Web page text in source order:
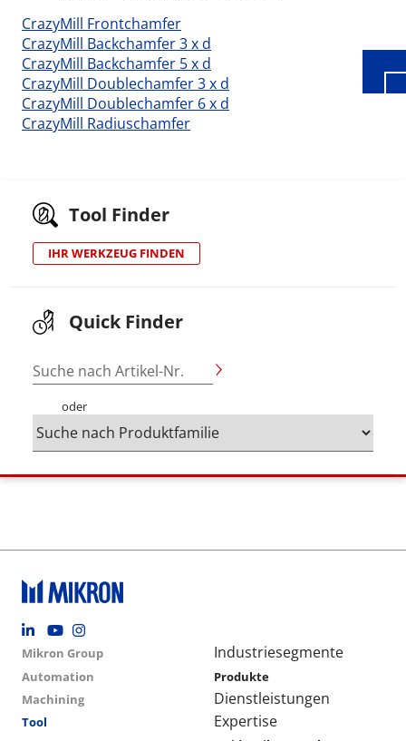
CrazyMill Frontchamfer
CrazyMill Backchamfer 3 x d
CrazyMill Backchamfer 5 x d
CrazyMill Doublechamfer 3 x d
CrazyMill Doublechamfer 6 x d
CrazyMill Radiuschamfer
Tool Finder
IHR WERKZEUG FINDEN
Quick Finder
Suche nach Artikel-Nr.
oder
Footer social
Group menu
Mikron Group
Automation
Machining
Tool
Main navigation
Industriesegmente
Produkte
Dienstleistungen
Expertise